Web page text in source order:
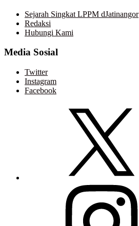
Sejarah Singkat LPPM dJatinangor
Redaksi
Hubungi Kami
Media Sosial
Twitter
Instagram
Facebook